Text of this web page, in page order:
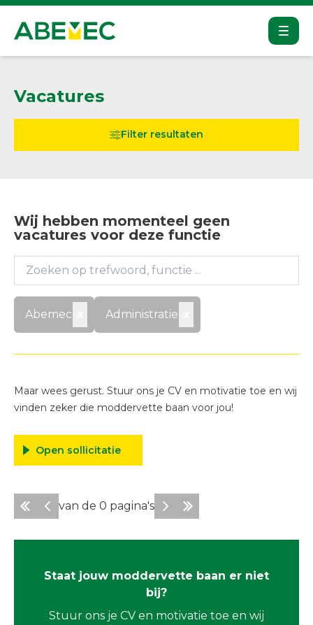
Agromec
Leren bij
Verkoop
Kantoor
Leren bij
Open sollicitatie
Vestigingen
Vacatures
Filter resultaten
Wij hebben momenteel geen
vacatures voor deze functie
Abemec Administratie
Maar wees gerust. Stuur ons je CV en motivatie toe en wij
vinden zeker die moddervette baan voor jou!
Open sollicitatie
van de 0 pagina's
Staat jouw moddervette baan er niet
bij?
Stuur ons je CV en motivatie toe en wij